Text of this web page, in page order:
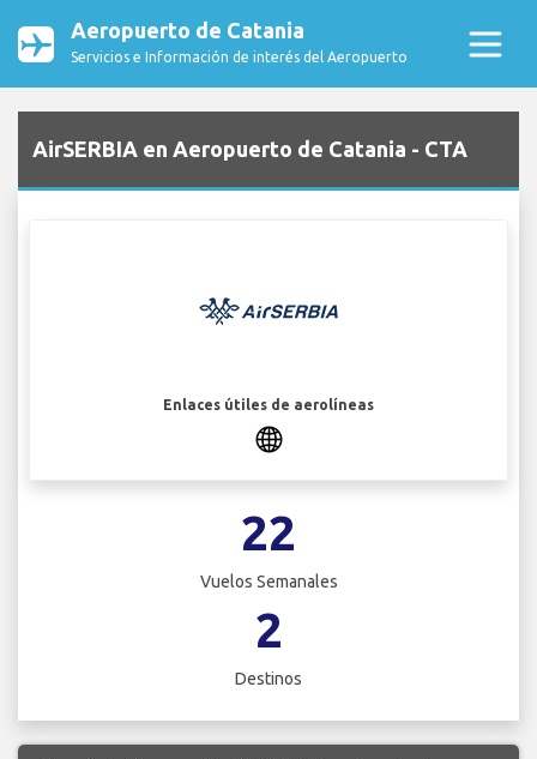
Aeropuerto de Catania
Servicios e Información de interés del Aeropuerto
AirSERBIA en Aeropuerto de Catania - CTA
Enlaces útiles de aerolíneas
22
Vuelos Semanales
2
Destinos